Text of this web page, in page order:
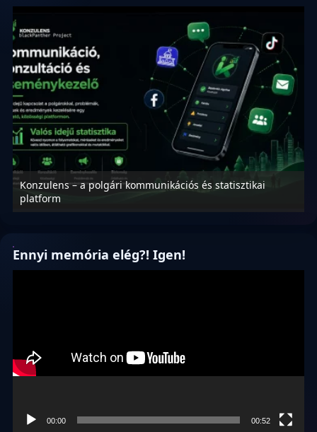
Konzulens – a polgári kommunikációs és statisztikai
platform
Ennyi memória elég?! Igen!
00:00 00:52